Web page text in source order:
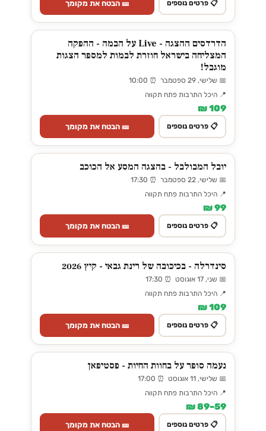
📋 פרטים נוספים 🎫 הבטח את מקומך
הדרדסים ההצגה - Live על הבמה - ההפקה
המצליחה בישראל חוזרת לבמות למספר הצגות
מוגבל!
📅 שלישי, 29 ספטמבר ⏰ 10:00
📍 היכל התרבות פתח תקווה
109 ₪
📋 פרטים נוספים 🎫 הבטח את מקומך
יובל המבולבל - בהצגה המסע אל הכוכב
📅 שלישי, 22 ספטמבר ⏰ 17:30
📍 היכל התרבות פתח תקווה
99 ₪
📋 פרטים נוספים 🎫 הבטח את מקומך
סינדרלה - בכיכובה של רינת גבאי - קיץ 2026
📅 שני, 17 אוגוסט ⏰ 17:30
📍 היכל התרבות פתח תקווה
109 ₪
📋 פרטים נוספים 🎫 הבטח את מקומך
נעמה סופר על בחוות החיות - פסטיפאן
📅 שלישי, 11 אוגוסט ⏰ 17:00
📍 היכל התרבות פתח תקווה
59–89 ₪
📋 פרטים נוספים 🎫 הבטח את מקומך